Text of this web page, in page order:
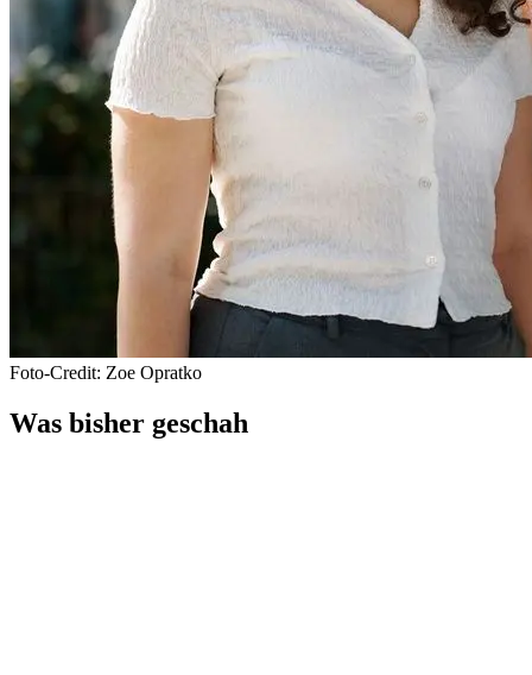
Foto-Credit: Zoe Opratko
Was bisher geschah